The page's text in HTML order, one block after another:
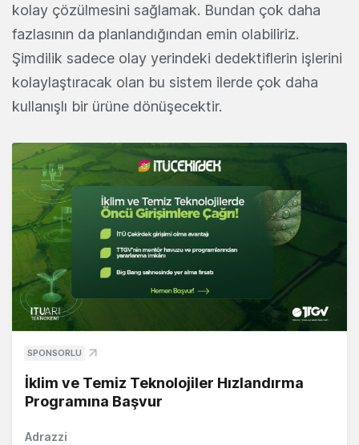
kolay çözülmesini sağlamak. Bundan çok daha
fazlasının da planlandığından emin olabiliriz.
Şimdilik sadece olay yerindeki dedektiflerin işlerini
kolaylaştıracak olan bu sistem ilerde çok daha
kullanışlı bir ürüne dönüşecektir.
SPONSORLU
İklim ve Temiz Teknolojiler Hızlandırma
Programına Başvur
Adrazzi